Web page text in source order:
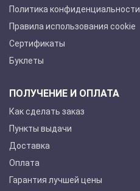
Политика конфиденциальности
Правила использования cookie
Сертификаты
Буклеты
ПОЛУЧЕНИЕ И ОПЛАТА
Как сделать заказ
Пункты выдачи
Доставка
Оплата
Гарантия лучшей цены